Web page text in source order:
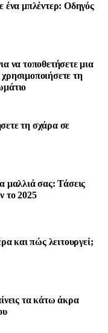
ένα μπλέντερ: Οδηγός
να τοποθετήσετε μια
τη
τη σχάρα σε
μαλλιά σας: Τάσεις
το 2025
και πώς λειτουργεί;
τα κάτω άκρα